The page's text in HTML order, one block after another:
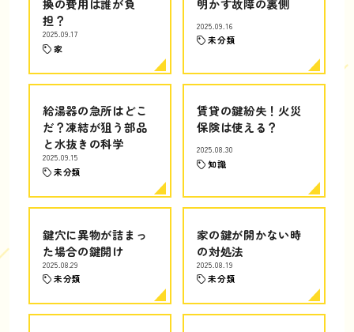
換の費用は誰が負
担？
2025.09.17
家
明かす故障の裏側
2025.09.16
未分類
給湯器の急所はどこ
だ？凍結が狙う部品
と水抜きの科学
2025.09.15
未分類
賃貸の鍵紛失！火災
保険は使える？
2025.08.30
知識
鍵穴に異物が詰まっ
た場合の鍵開け
2025.08.29
未分類
家の鍵が開かない時
の対処法
2025.08.19
未分類